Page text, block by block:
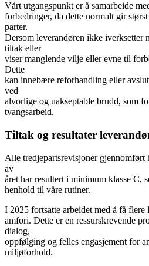
Vårt utgangspunkt er å samarbeide
forbedringer, da dette normalt gir
parter.
Dersom leverandøren ikke iverksetter
tiltak eller
viser manglende vilje eller evne til
Dette
kan innebære reforhandling eller
ved
alvorlige og uakseptable brudd, som
tvangsarbeid.
Tiltak og resultater
Alle tredjepartsrevisjoner gjennomført
av
året har resultert i minimum klasse C,
henhold til våre rutiner.
I 2025 fortsatte arbeidet med å få flere
amfori. Dette er en ressurskrevende
dialog,
oppfølging og felles engasjement for
miljøforhold.